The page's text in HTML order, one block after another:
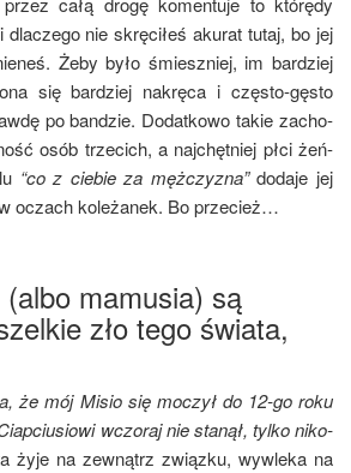
nie skrę­ci­łeś aku­rat tutaj, bo jej
Żeby było śmiesz­niej, im bar­dziej
się bar­dziej nakrę­ca i czę­sto-gęsto
po ban­dzie. Dodat­ko­wo takie zacho­
osób trze­cich, a naj­chęt­niej płci żeń­
“co z cie­bie za męż­czy­zna”doda­je jej
oczach kole­ża­nek. Bo przecież…
(albo mamusia) są
zło tego świata,
że mój Misio się moczył do 12-go roku
wczo­raj nie sta­nął, tyl­ko niko­
żyje na zewnątrz związ­ku, wywle­ka na